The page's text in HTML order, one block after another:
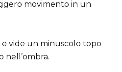
movimento in un
e vide un minuscolo topo
nell’ombra.